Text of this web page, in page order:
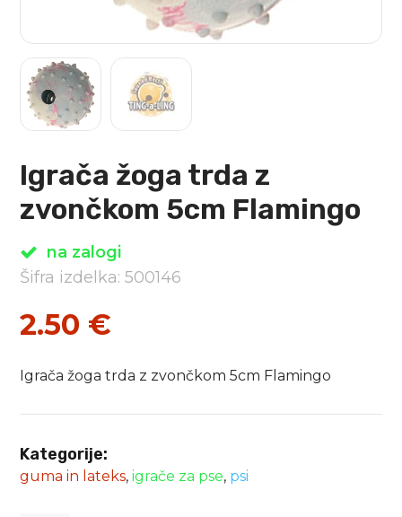
Igrača žoga trda z
zvončkom 5cm Flamingo
na zalogi
Šifra izdelka: 500146
2.50 €
Igrača žoga trda z zvončkom 5cm Flamingo
Kategorije:
guma in lateks,igrače za pse, psi